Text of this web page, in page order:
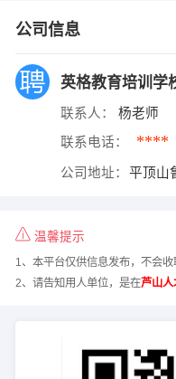
公司信息
英格教育培训学
联系人： 杨老师
联系电话： ****
公司地址： 平顶山
温馨提示
1、本平台仅供信息发布，不会
2、请告知用人单位，是在芦山人